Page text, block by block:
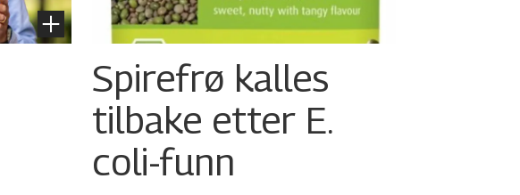
Spirefrø kalles
tilbake etter E.
coli-funn